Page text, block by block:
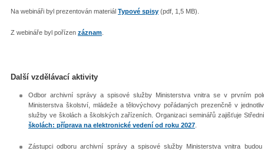
Na webináři byl prezentován materiál Typové spisy (pdf, 1,5 MB).
Z webináře byl pořízen záznam
Další vzdělávací aktivity
Odbor archivní správy a spisové služby Ministerstva vnitra se v prvním
Ministerstva školství, mládeže a tělovýchovy pořádaných prezenčně v
služby ve školách a školských zařízeních. Organizaci seminářů zajišťuje
školách: příprava na elektronické vedení od roku 2027
Zástupci odboru archivní správy a spisové služby Ministerstva vnitra